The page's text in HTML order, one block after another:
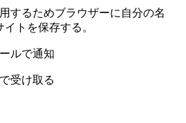
するためブラウザーに自分の名
トを保存する。
ルで通知
受け取る